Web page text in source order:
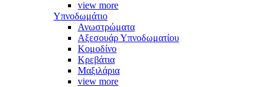
view more
Υπνοδωμάτιο
Ανωστρώματα
Αξεσουάρ Υπνοδωματίου
Κομοδίνο
Κρεβάτια
Μαξιλάρια
view more